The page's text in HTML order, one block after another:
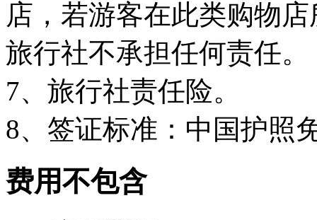
店，若游客在此类购物
旅行社不承担任何责任。
7、旅行社责任险。
8、签证标准：中国护照
费用不包含